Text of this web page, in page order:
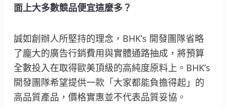
面上大多數競品便宜這麼多？
誠如創辦人所堅持的理念，BHK’s 開發團隊省略
了龐大的廣告行銷費用與實體通路抽成，將預算
全數投入在取得歐美頂級的高純度原料上。BHK’s
開發團隊希望提供一款「大家都能負擔得起」的
高品質產品，價格實惠並不代表品質妥協。